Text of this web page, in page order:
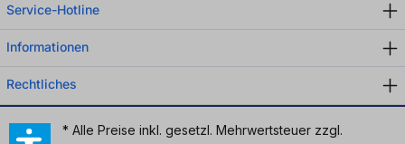
Service-Hotline
Informationen
Rechtliches
* Alle Preise inkl. gesetzl. Mehrwertsteuer zzgl.